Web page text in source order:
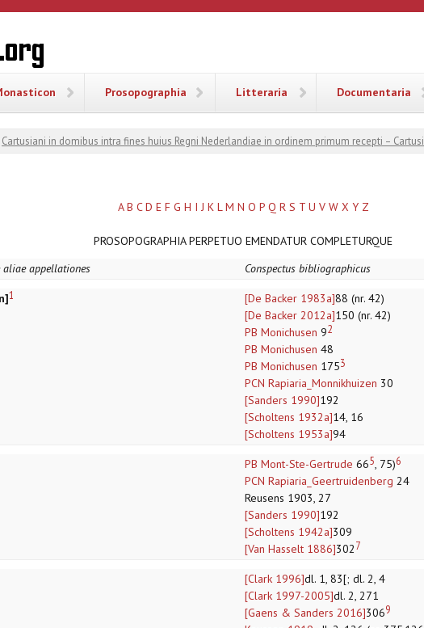
Prosopographia Litteraria Documentaria
Cartusiani in domibus intra fines huius Regni Nederlandiae in ordinem primum recepti –
A B C D E F G H I J K L M N O P Q R S T U V W X Y Z
PROSOPOGRAPHIA PERPETUO EMENDATUR COMPLETURQUE
appellationes
Conspectus bibliographicus
1 [De Backer 1983a]88 (nr. 42)
[De Backer 2012a]150 (nr. 42)
PB Monichusen 92
PB Monichusen 48
PB Monichusen 1753
PCN Rapiaria_Monnikhuizen 30
[Sanders 1990]192
[Scholtens 1932a]14, 16
[Scholtens 1953a]94
PB Mont-Ste-Gertrude 665, 75)6
PCN Rapiaria_Geertruidenberg 24
Reusens 1903, 27
[Sanders 1990]192
[Scholtens 1942a]309
[Van Hasselt 1886]3027
[Clark 1996]dl. 1, 83[; dl. 2, 4
[Clark 1997-2005]dl. 2, 271
[Gaens & Sanders 2016]3069